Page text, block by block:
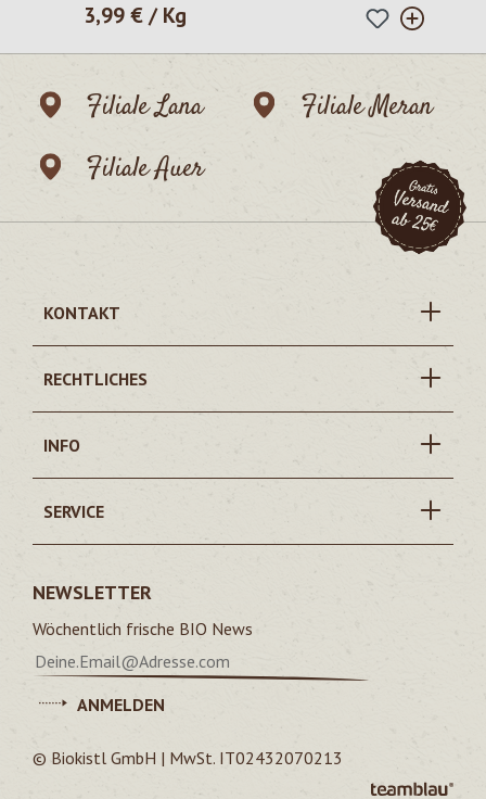
Regulärer Preis:
3,99 € / Kg
Filiale Lana
Filiale Meran
Filiale Auer
KONTAKT
RECHTLICHES
INFO
SERVICE
NEWSLETTER
Wöchentlich frische BIO News
ANMELDEN
© Biokistl GmbH | MwSt. IT02432070213